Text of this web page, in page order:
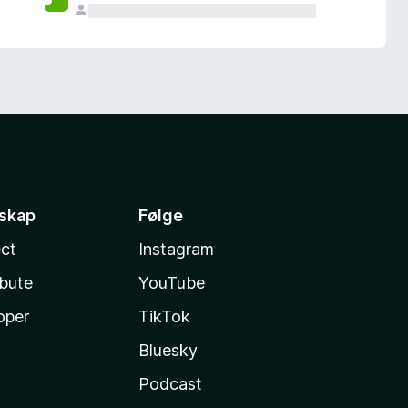
Følge
Instagram
YouTube
TikTok
Bluesky
Podcast